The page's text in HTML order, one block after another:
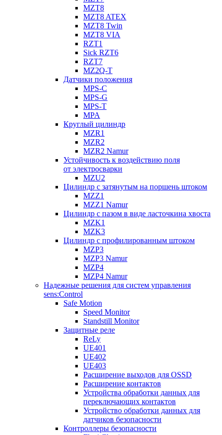
MZT8
MZT8 ATEX
MZT8 Twin
MZT8 VIA
RZT1
Sick RZT6
RZT7
MZ2Q-T
Датчики положения
MPS-C
MPS-G
MPS-T
MPA
Круглый цилиндр
MZR1
MZR2
MZR2 Namur
Устойчивость к воздействию поля
от электросварки
MZU2
Цилиндр с затянутым на поршень штоком
MZZ1
MZZ1 Namur
Цилиндр с пазом в виде ласточкина хвоста
MZK1
MZK3
Цилиндр с профилированным штоком
MZP3
MZP3 Namur
MZP4
MZP4 Namur
Надежные решения для систем управления
sens:Control
Safe Motion
Speed Monitor
Standstill Monitor
Защитные реле
ReLy
UE401
UE402
UE403
Расширение выходов для OSSD
Расширение контактов
Устройства обработки данных для
переключающих контактов
Устройство обработки данных для
датчиков безопасности
Контроллеры безопасности